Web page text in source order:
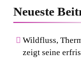
Neueste
Wildfluss,
zeigt seine